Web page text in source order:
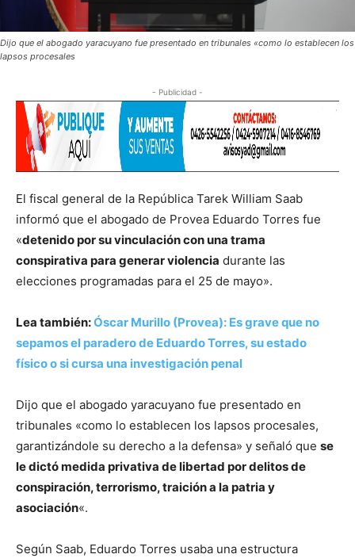
Dijo que el abogado yaracuyano fue presentado en tribunales «como lo establecen los
lapsos procesales
- Publicidad -
El fiscal general de la República Tarek William Saab
informó que el abogado de Provea Eduardo Torres fue
«detenido por su vinculación con una trama
conspirativa para generar violencia durante las
elecciones programadas para el 25 de mayo».
Lea también:Óscar Murillo (Provea): Es grave que no
sepamos el paradero de Eduardo Torres, su estado
físico o si cursa una investigación penal
Dijo que el abogado yaracuyano fue presentado en
tribunales «como lo establecen los lapsos procesales,
garantizándole su derecho a la defensa» y señaló que se
le dictó medida privativa de libertad por delitos de
conspiración, terrorismo, traición a la patria y
asociación«.
Según Saab, Eduardo Torres usaba una estructura